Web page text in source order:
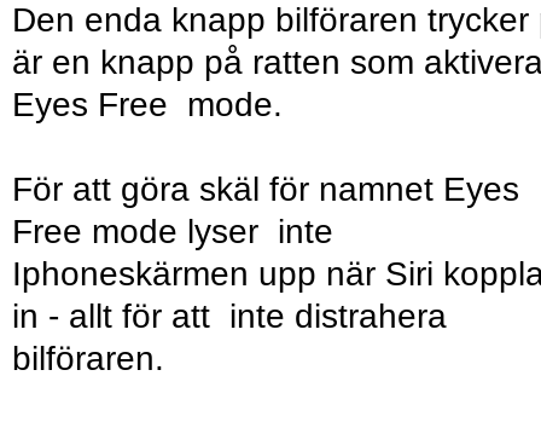
Den enda knapp bilföraren trycker
är en knapp på ratten som
Eyes Free mode.
För att göra skäl för namnet Eyes
Free mode lyser inte
Iphoneskärmen upp när Siri
in - allt för att inte distrahera
bilföraren.